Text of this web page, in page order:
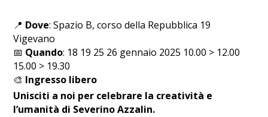
📍 Dove: Spazio B, corso della Repubblica 19
Vigevano
📅 Quando: 18 19 25 26 gennaio 2025 10.00 > 12.00
15.00 > 19.30
🎨 Ingresso libero
Unisciti a noi per celebrare la creatività e
l’umanità di Severino Azzalin.